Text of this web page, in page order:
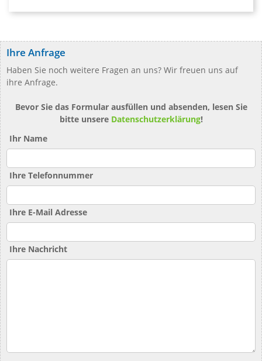
Ihre Anfrage
Haben Sie noch weitere Fragen an uns? Wir freuen uns auf
ihre Anfrage.
Bevor Sie das Formular ausfüllen und absenden, lesen Sie
bitte unsere Datenschutzerklärung!
Ihr Name
Ihre Telefonnummer
Ihre E-Mail Adresse
Ihre Nachricht